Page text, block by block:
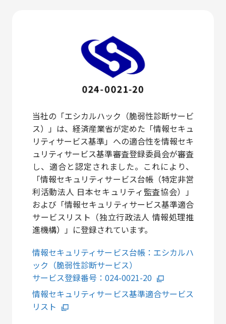
当社の「エシカルハック（脆弱性診断サービ
ス）」は、経済産業省が定めた「情報セキュ
リティサービス基準」への適合性を情報セキ
ュリティサービス基準審査登録委員会が審査
し、適合と認定されました。これにより、
「情報セキュリティサービス台帳（特定非営
利活動法人 日本セキュリティ監査協会）」
および「情報セキュリティサービス基準適合
サービスリスト（独立行政法人 情報処理推
進機構）」に登録されています。
情報セキュリティサービス台帳：エシカルハ
ック（脆弱性診断サービス）
サービス登録番号：024-0021-20
情報セキュリティサービス基準適合サービス
リスト